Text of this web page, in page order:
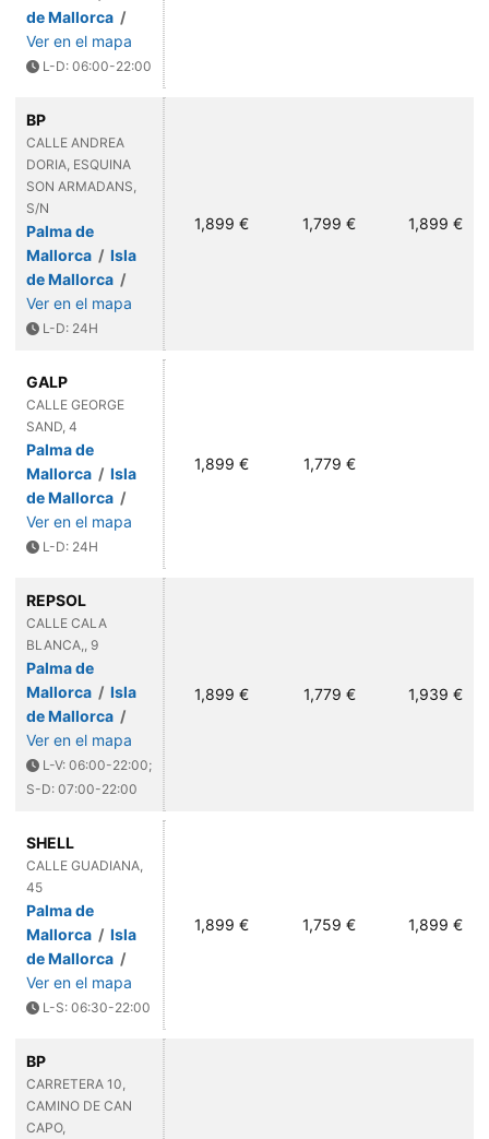
de Mallorca /
Ver en el mapa
L-D: 06:00-22:00
BP
CALLE ANDREA
DORIA, ESQUINA
SON ARMADANS,
S/N
Palma de
Mallorca / Isla
de Mallorca /
Ver en el mapa
L-D: 24H
1,899 € 1,799 € 1,899 €
GALP
CALLE GEORGE
SAND, 4
Palma de
Mallorca / Isla
de Mallorca /
Ver en el mapa
L-D: 24H
1,899 € 1,779 €
REPSOL
CALLE CALA
BLANCA,, 9
Palma de
Mallorca / Isla
de Mallorca /
Ver en el mapa
L-V: 06:00-22:00;
S-D: 07:00-22:00
1,899 € 1,779 € 1,939 €
SHELL
CALLE GUADIANA,
45
Palma de
Mallorca / Isla
de Mallorca /
Ver en el mapa
L-S: 06:30-22:00
1,899 € 1,759 € 1,899 €
BP
CARRETERA 10,
CAMINO DE CAN
CAPO,